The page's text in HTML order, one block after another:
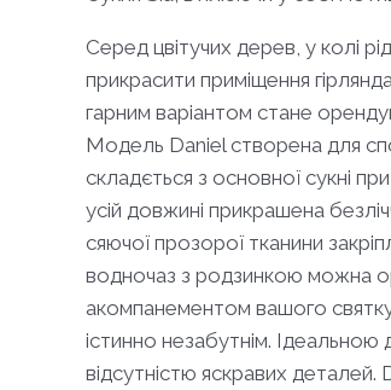
Серед цвітучих дерев, у колі
прикрасити приміщення
гарним варіантом стане
Модель Daniel створена для
складється з основної сукні
усій довжині прикрашена
сяючої прозорої тканини
водночаз з родзинкою можна
акомпанементом вашого
істинно незабутнім. Ідеальною
відсутністю яскравих